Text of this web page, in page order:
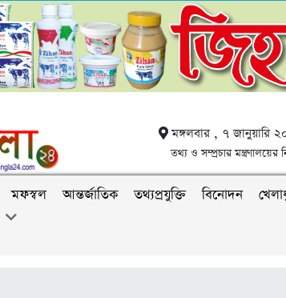
মঙ্গলবার , ৭ জানুয়ারি
তথ্য ও সম্প্রচার মন্ত্রণালয়ের
মফস্বল আন্তর্জাতিক তথ্যপ্রযুক্তি বিনোদন